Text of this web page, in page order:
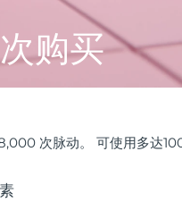
购买
次脉动。 可使用多达